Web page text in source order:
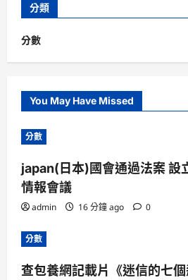
分類
分數
You May Have Missed
分數
japan(日本)國會通過法案 設
情報會議
admin 16 分鐘 ago 0
分數
查包養網記載片《迷信的七